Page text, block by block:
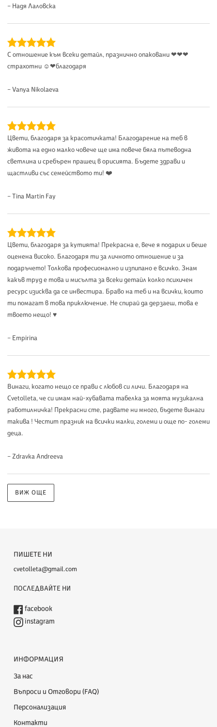
– Надя Лаловска
С отношение към всеки детайл, празнично опаковани ❤❤❤
страхотни ☺❤благодаря
– Vanya Nikolaeva
Цвети, благодаря за красотичката! Благодарение на теб в
живота на едно малко човече ще има повече бяла пътеводна
светлина и сребърен прашец в орисията. Бъдете здрави и
щастливи със семейството ти! ❤️
– Tina Martin Fay
Цвети, благодаря за кутията! Прекрасна е, вече я подарих и беше
оценена високо. Благодаря ти за личното отношение и за
подаръчето! Толкова професионално и изпипано е всичко. Знам
какъв труд е това и мисълта за всеки детайл колко психичен
ресурс изисква да се инвестира. Браво на теб и на всички, които
ти помагат в това приключение. Не спирай да дерзаеш, това е
твоето нещо! ♥
– Empirina
Винаги, когато нещо се прави с любов си личи. Благодаря на
Cvetolleta, че си имам най-хубавата табелка за моята музикална
работилничка! Прекрасни сте, радвате ни много, бъдете винаги
такива ! Честит празник на всички малки, големи и още по- големи
деца.
– Zdravka Andreeva
ВИЖ ОЩЕ
ПИШЕТЕ НИ
cvetolleta@gmail.com
ПОСЛЕДВАЙТЕ НИ
facebook
instagram
ИНФОРМАЦИЯ
За нас
Въпроси и Отговори (FAQ)
Персонализация
Контакти